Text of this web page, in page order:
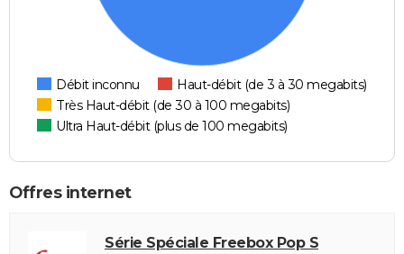
Débit inconnu
Haut-débit (de 3 à 30 megabits)
Très Haut-débit (de 30 à 100 megabits)
Ultra Haut-débit (plus de 100 megabits)
Offres internet
Série Spéciale Freebox Pop S